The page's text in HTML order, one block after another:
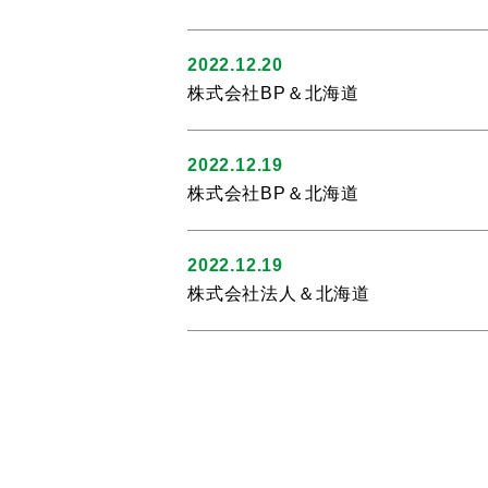
2022.12.20
株式会社BP＆北海道
2022.12.19
株式会社BP＆北海道
2022.12.19
株式会社法人＆北海道